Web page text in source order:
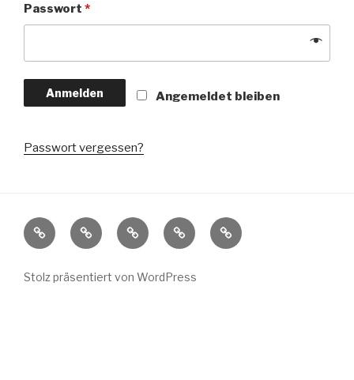
Passwort *
Angemeldet bleiben
Anmelden
Passwort vergessen?
Stolz präsentiert von WordPress